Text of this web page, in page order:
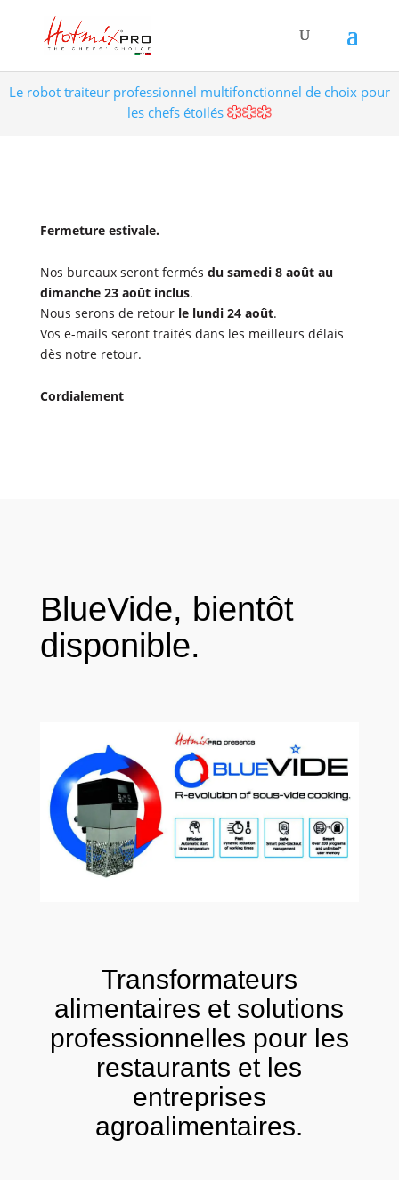
Le robot traiteur professionnel multifonctionnel de choix pour
les chefs étoilés
Fermeture estivale.
Nos bureaux seront fermés du samedi 8 août au
dimanche 23 août inclus.
Nous serons de retour le lundi 24 août.
Vos e-mails seront traités dans les meilleurs délais
dès notre retour.
Cordialement
BlueVide, bientôt
disponible.
Transformateurs
alimentaires et solutions
professionnelles pour les
restaurants et les
entreprises
agroalimentaires.